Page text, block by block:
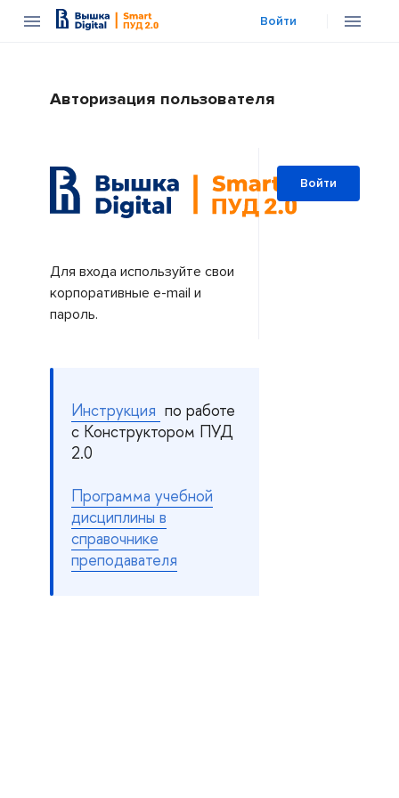
Войти
Авторизация пользователя
Войти
Для входа используйте свои
корпоративные e-mail и
пароль.
Инструкция по работе
с Конструктором ПУД
2.0
Программа учебной
дисциплины в
справочнике
преподавателя